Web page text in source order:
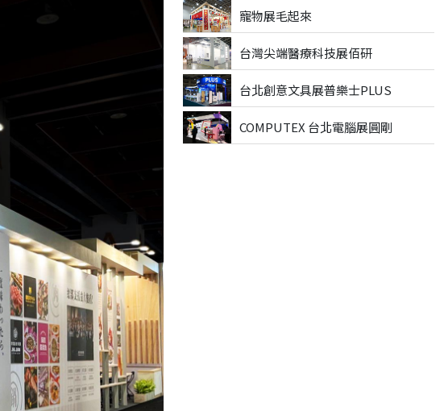
寵物展毛起來
台灣尖端醫療科技展佰研
台北創意文具展普樂士PLUS
COMPUTEX 台北電腦展圓剛